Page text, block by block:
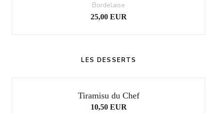
Bordelaise
25,00 EUR
LES DESSERTS
Tiramisu du Chef
10,50 EUR